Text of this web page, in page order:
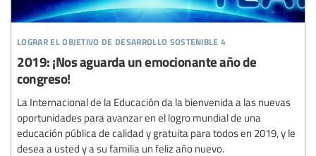
lograr el objetivo de desarrollo sostenible 4
2019: ¡Nos aguarda un emocionante año de
congreso!
La Internacional de la Educación da la bienvenida a las nuevas
oportunidades para avanzar en el logro mundial de una
educación pública de calidad y gratuita para todos en 2019, y le
desea a usted y a su familia un feliz año nuevo.